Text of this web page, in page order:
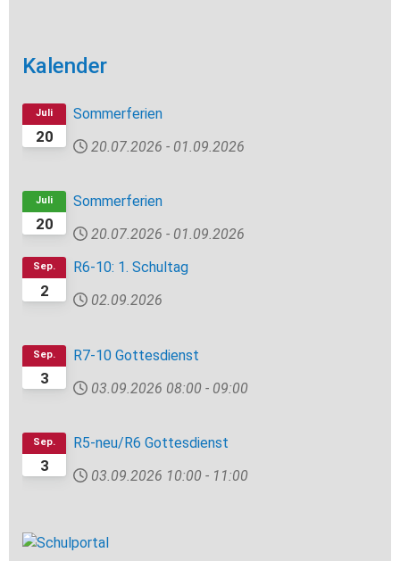
Kalender
20
Juli
Sommerferien
20.07.2026 - 01.09.2026
20
Juli
Sommerferien
20.07.2026 - 01.09.2026
2
Sep.
R6-10: 1. Schultag
02.09.2026
3
Sep.
R7-10 Gottesdienst
03.09.2026 08:00 - 09:00
3
Sep.
R5-neu/R6 Gottesdienst
03.09.2026 10:00 - 11:00